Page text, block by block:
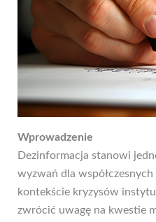
Wprowadzenie
Dezinformacja stanowi
wyzwań dla
kontekście kryzysów
zwrócić uwagę na kwestie